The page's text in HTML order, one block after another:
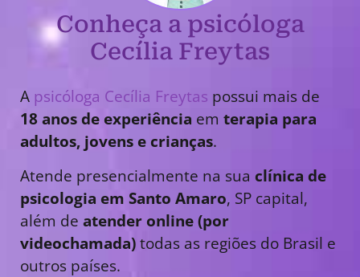
Conheça a psicóloga
Cecília Freytas
A psicóloga Cecília Freytas possui mais de
18 anos de experiência em terapia para
adultos, jovens e crianças.
Atende presencialmente na sua clínica de
psicologia em Santo Amaro, SP capital,
além de atender online (por
videochamada)todas as regiões do Brasil e
outros países.